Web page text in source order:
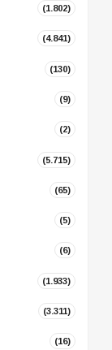
(1.802)
(4.841)
(130)
(9)
(2)
(5.715)
(65)
(5)
(6)
(1.933)
(3.311)
(16)